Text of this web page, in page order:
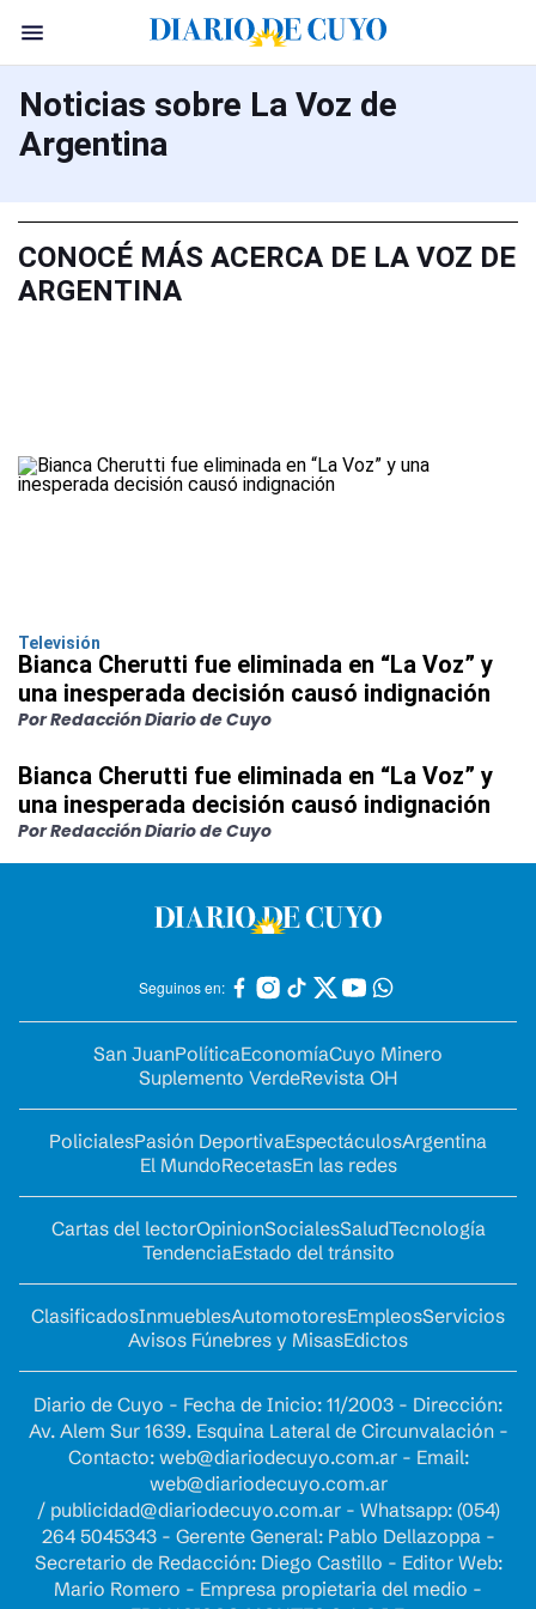
Noticias sobre La Voz de
Argentina
CONOCÉ MÁS ACERCA DE LA VOZ DE
ARGENTINA
Televisión
Bianca Cherutti fue eliminada en “La Voz” y
una inesperada decisión causó indignación
Por Redacción Diario de Cuyo
Bianca Cherutti fue eliminada en “La Voz” y
una inesperada decisión causó indignación
Por Redacción Diario de Cuyo
Seguinos en:
San JuanPolíticaEconomíaCuyo Minero
Suplemento VerdeRevista OH
PolicialesPasión DeportivaEspectáculosArgentina
El MundoRecetasEn las redes
Cartas del lectorOpinionSocialesSaludTecnología
TendenciaEstado del tránsito
ClasificadosInmueblesAutomotoresEmpleosServicios
Avisos Fúnebres y MisasEdictos
Diario de Cuyo - Fecha de Inicio: 11/2003 - Dirección:
Av. Alem Sur 1639. Esquina Lateral de Circunvalación -
Contacto: web@diariodecuyo.com.ar- Email:
web@diariodecuyo.com.ar
/ publicidad@diariodecuyo.com.ar- Whatsapp: (054)
264 5045343 - Gerente General: Pablo Dellazoppa -
Secretario de Redacción: Diego Castillo - Editor Web:
Mario Romero - Empresa propietaria del medio -